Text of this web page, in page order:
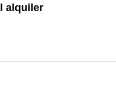
alquiler